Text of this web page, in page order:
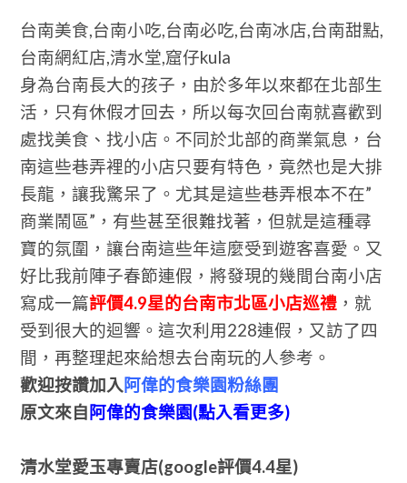
台南美食,台南小吃,台南必吃,台南冰店,台南甜點,
台南網紅店,清水堂,窟仔kula
身為台南長大的孩子，由於多年以來都在北部生
活，只有休假才回去，所以每次回台南就喜歡到
處找美食、找小店。不同於北部的商業氣息，台
南這些巷弄裡的小店只要有特色，竟然也是大排
長龍，讓我驚呆了。尤其是這些巷弄根本不在”
商業鬧區”，有些甚至很難找著，但就是這種尋
寶的氛圍，讓台南這些年這麼受到遊客喜愛。又
好比我前陣子春節連假，將發現的幾間台南小店
寫成一篇評價4.9星的台南市北區小店巡禮，就
受到很大的迴響。這次利用228連假，又訪了四
間，再整理起來給想去台南玩的人參考。
歡迎按讚加入阿偉的食樂園粉絲團
原文來自 阿偉的食樂園(點入看更多)
清水堂愛玉專賣店(google評價4.4星)